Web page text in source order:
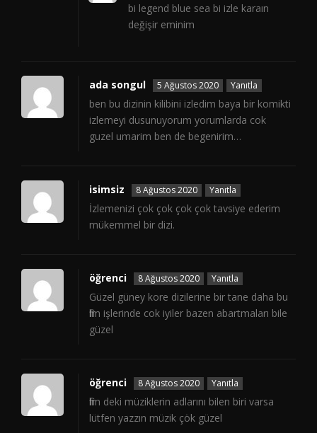
bi legend blue sea bi izle karaın
değişir eminim
ada songul 5 Ağustos 2020 Yanıtla
ben bu dizinin kilibini izledim baya bir komikti
izlemeyi dusunuyorum yorumlarda cok
guzel umarim ben de begenirim…
isimsiz 8 Ağustos 2020 Yanıtla
İzlemenizi çok çok çok çok tavsiye ederim
mükemmel bir dizi.
öğrenci 8 Ağustos 2020 Yanıtla
Güzel güney kore dizilerine bir tane daha bu
film işlerinde cok iyiler bazen abartmaları bile
güzel
öğrenci 8 Ağustos 2020 Yanıtla
film deki müziklerin adlarını bilen biri varsa
lütfen yazzın müzik çök güzel